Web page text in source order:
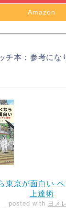
Amazon
チ本：参考にな
東京が面白い
上達術
posted with ヨメ